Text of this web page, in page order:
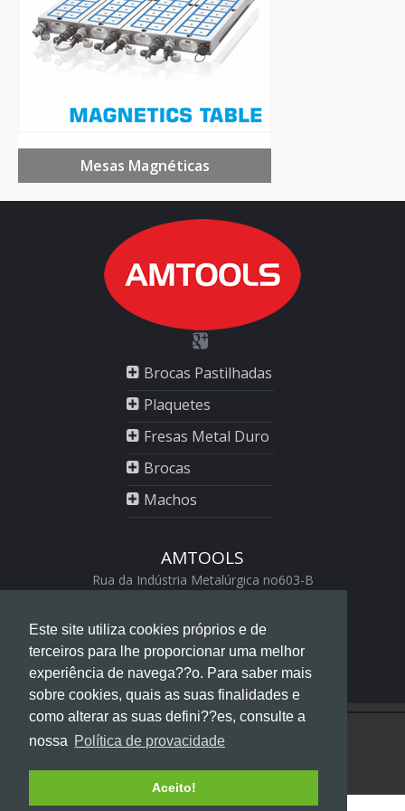
Este site utiliza cookies próprios e de
terceiros para lhe proporcionar uma melhor
experiência de navega??o. Para saber mais
sobre cookies, quais as suas finalidades e
como alterar as suas defini??es, consulte a
nossa Política de provacidade
Aceito!
Mesas Magnéticas
Brocas Pastilhadas
Plaquetes
Fresas Metal Duro
Brocas
Machos
AMTOOLS
Rua da Indústria Metalúrgica no603-B
+351 244 560 456
geral@amtools.pt
swiss replica watches https://www.chattimes.me
Rolex Replica Watches
© Copyright - AMTOOLSGROUP